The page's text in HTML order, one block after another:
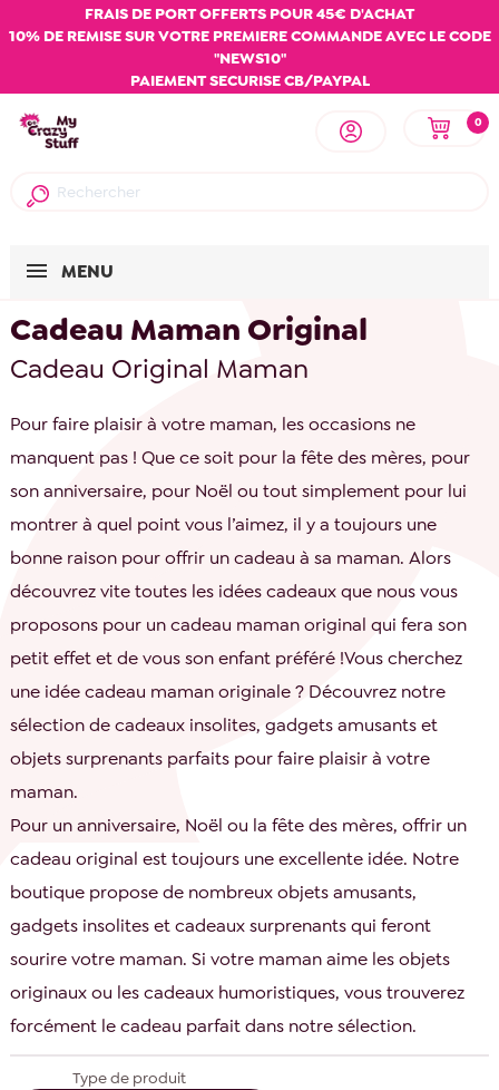
FRAIS DE PORT OFFERTS POUR 45€ D'ACHAT
10% DE REMISE SUR VOTRE PREMIERE COMMANDE AVEC LE CODE
"NEWS10"
PAIEMENT SECURISE CB/PAYPAL
0
MENU
Cadeau Maman Original
Cadeau Original Maman
Pour faire plaisir à votre maman, les occasions ne
manquent pas ! Que ce soit pour la fête des mères, pour
son anniversaire, pour Noël ou tout simplement pour lui
montrer à quel point vous l’aimez, il y a toujours une
bonne raison pour offrir un cadeau à sa maman. Alors
découvrez vite toutes les idées cadeaux que nous vous
proposons pour un cadeau maman original qui fera son
petit effet et de vous son enfant préféré !Vous cherchez
une idée cadeau maman originale ? Découvrez notre
sélection de cadeaux insolites, gadgets amusants et
objets surprenants parfaits pour faire plaisir à votre
maman.
Pour un anniversaire, Noël ou la fête des mères, offrir un
cadeau original est toujours une excellente idée. Notre
boutique propose de nombreux objets amusants,
gadgets insolites et cadeaux surprenants qui feront
sourire votre maman. Si votre maman aime les objets
originaux ou les cadeaux humoristiques, vous trouverez
forcément le cadeau parfait dans notre sélection.
Type de produit